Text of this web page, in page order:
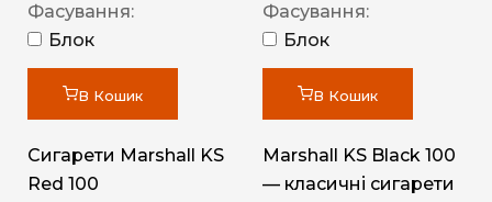
Фасування:
Блок
В Кошик
Сигарети Marshall KS
Red 100
Фасування:
Блок
В Кошик
Marshall KS Black 100
— класичні сигарети